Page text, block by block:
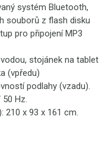
systém Bluetooth,
souborů z flash disku
pro připojení MP3
stojánek na tablet
(vpředu)
podlahy (vzadu).
Hz.
210 x 93 x 161 cm.